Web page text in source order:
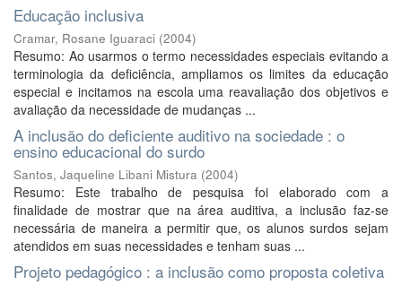
Educação inclusiva
Cramar, Rosane Iguaraci (2004)
Resumo: Ao usarmos o termo necessidades especiais evitando a
terminologia da deficiência, ampliamos os limites da educação
especial e incitamos na escola uma reavaliação dos objetivos e
avaliação da necessidade de mudanças ...
A inclusão do deficiente auditivo na sociedade : o
ensino educacional do surdo
Santos, Jaqueline Libani Mistura (2004)
Resumo: Este trabalho de pesquisa foi elaborado com a
finalidade de mostrar que na área auditiva, a inclusão faz-se
necessária de maneira a permitir que, os alunos surdos sejam
atendidos em suas necessidades e tenham suas ...
Projeto pedagógico : a inclusão como proposta coletiva